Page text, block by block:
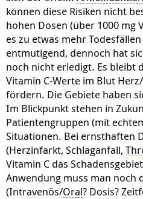
können diese Risiken nicht
hohen Dosen (über 1000 mg
es zu etwas mehr
entmutigend, dennoch hat
noch nicht erledigt. Es bleibt
Vitamin C-Werte im Blut
fördern. Die Gebiete haben
Im Blickpunkt stehen in
Patientengruppen (mit
Situationen. Bei ernsthaften
(Herzinfarkt, Schlaganfall,
Vitamin C das
Anwendung muss man noch
(Intravenös/Oral? Dosis?